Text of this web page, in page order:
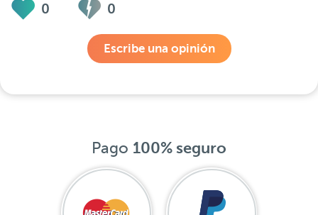
0 0
Escribe una opinión
Pago 100% seguro